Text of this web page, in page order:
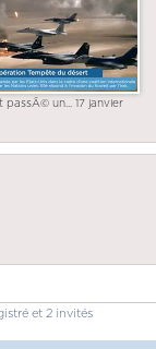
passÃ© un... 17 janvier
et 2 invités